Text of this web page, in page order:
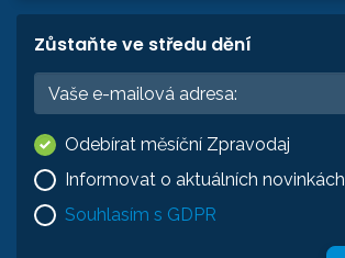
Zůstaňte ve středu dění
Odebírat měsíční Zpravodaj
Informovat o aktuálních novinkách
Souhlasím s GDPR